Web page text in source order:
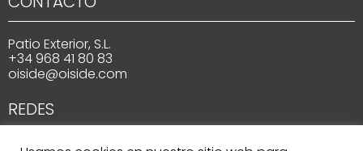
Patio Exterior, S.L.
+34 968 41 80 83
oiside@oiside.com
REDES